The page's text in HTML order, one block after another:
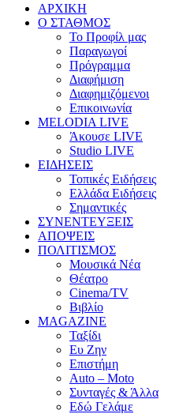
ΑΡΧΙΚΗ
Ο ΣΤΑΘΜΟΣ
Το Προφίλ μας
Παραγωγοί
Πρόγραμμα
Διαφήμιση
Διαφημιζόμενοι
Επικοινωνία
MELODIA LIVE
Άκουσε LIVE
Studio LIVE
ΕΙΔΗΣΕΙΣ
Τοπικές Ειδήσεις
Ελλάδα Ειδήσεις
Σημαντικές
ΣΥΝΕΝΤΕΥΞΕΙΣ
ΑΠΟΨΕΙΣ
ΠΟΛΙΤΙΣΜΟΣ
Μουσικά Νέα
Θέατρο
Cinema/TV
Βιβλίο
MAGAZINE
Ταξίδι
Ευ Ζην
Επιστήμη
Auto – Moto
Συνταγές & Άλλα
Εδώ Γελάμε